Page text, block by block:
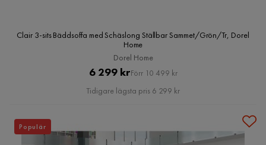
Clair 3-sits Bäddsoffa med Schäslong Ställbar Sammet/Grön/Tr, Dorel
Home
Dorel Home
Pris
6 299 krOriginal
Pris
Förr 10 499 kr
Tidigare lägsta pris 6 299 kr
Populär